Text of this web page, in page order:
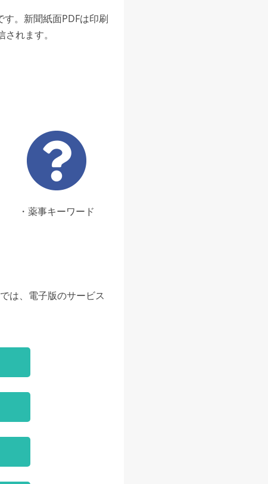
。新聞紙面PDFは印刷
れます。
・薬事キーワード
は、電子版のサービス